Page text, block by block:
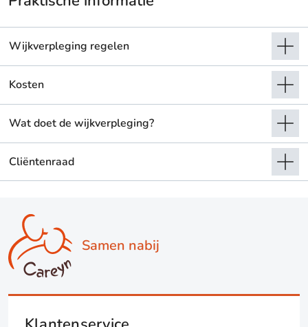
Wijkverpleging regelen
Kosten
Wat doet de wijkverpleging?
Cliëntenraad
Samen nabij